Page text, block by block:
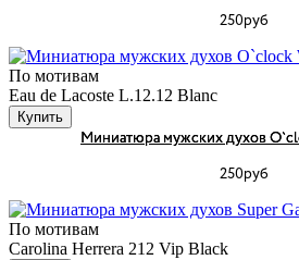
250руб
По мотивам
Eau de Lacoste L.12.12 Blanc
Купить
Миниатюра мужских духов
250руб
По мотивам
Carolina Herrera 212 Vip Black